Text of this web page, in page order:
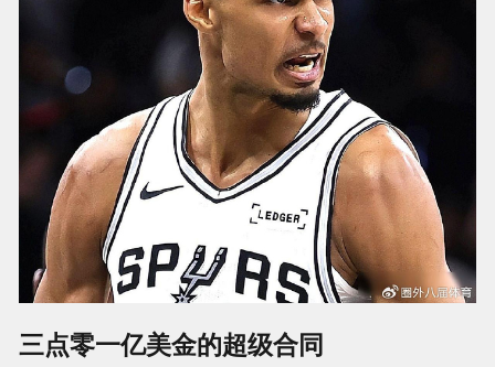
三点零一亿美金的超级合同